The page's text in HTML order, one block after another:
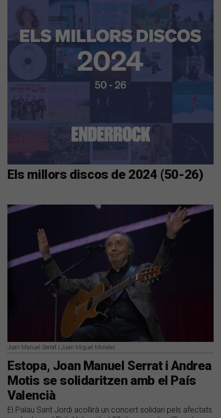
Els millors discos de 2024 (50-26)
Joan Manuel Serrat | Juan Miguel Morales
Estopa, Joan Manuel Serrat i Andrea
Motis se solidaritzen amb el País
Valencià
El Palau Sant Jordi acollirà un concert solidari pels afectats